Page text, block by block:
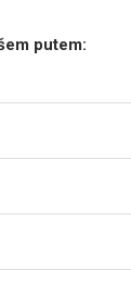
putem: